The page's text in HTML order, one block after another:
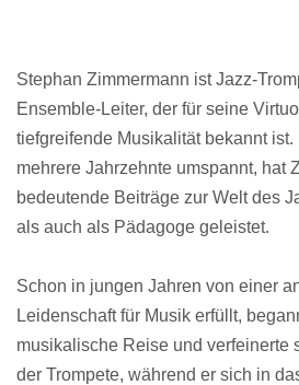
Stephan Zimmermann ist Jazz-
Ensemble-Leiter, der für seine
tiefgreifende Musikalität bekannt
mehrere Jahrzehnte umspannt, hat
bedeutende Beiträge zur Welt des
als auch als Pädagoge geleistet.
Schon in jungen Jahren von einer
Leidenschaft für Musik erfüllt,
musikalische Reise und verfeinerte
der Trompete, während er sich in